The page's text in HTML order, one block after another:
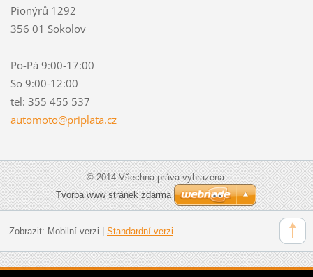
Pionýrů 1292
356 01 Sokolov
Po-Pá 9:00-17:00
So 9:00-12:00
tel: 355 455 537
automoto@priplata.cz
© 2014 Všechna práva vyhrazena.
Tvorba www stránek zdarma
Zobrazit: Mobilní verzi Standardní verzi